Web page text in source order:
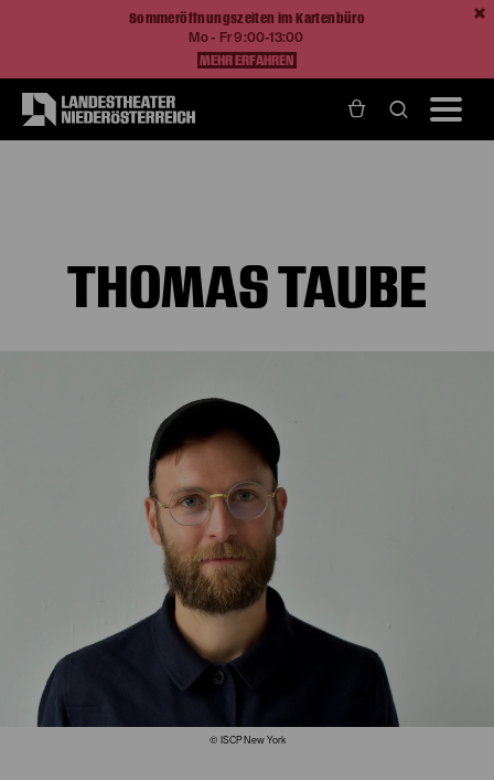
Sommeröffnungszeiten im Kartenbüro
Mo - Fr 9:00-13:00
MEHR ERFAHREN
THOMAS TAUBE
© ISCP New York